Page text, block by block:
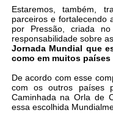
Estaremos, também,
parceiros e fortalecendo
por Pressão, criada
responsabilidade sobre
Jornada Mundial que
como em muitos países
De acordo com esse
com os outros países
Caminhada na Orla de
essa escolhida